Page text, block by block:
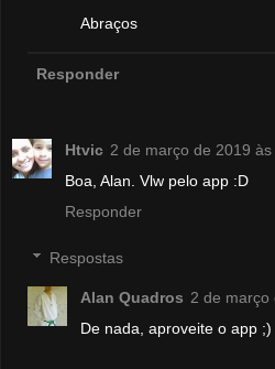
Abraços
Responder
Htvic 2 de março de 2019
Boa, Alan. Vlw pelo app :D
Responder
Respostas
Alan Quadros 2 de março
De nada, aproveite o app ;)